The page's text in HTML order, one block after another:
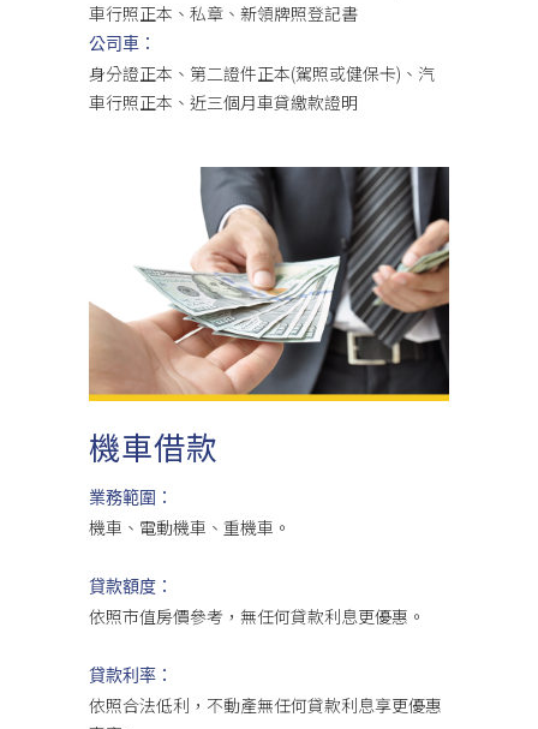
車行照正本、私章、新領牌照登記書
公司車：
身分證正本、第二證件正本(駕照或健保卡)、汽
車行照正本、近三個月車貸繳款證明
機車借款
業務範圍：
機車、電動機車、重機車。
貸款額度：
依照市值房價參考，無任何貸款利息更優惠。
貸款利率：
依照合法低利，不動產無任何貸款利息享更優惠